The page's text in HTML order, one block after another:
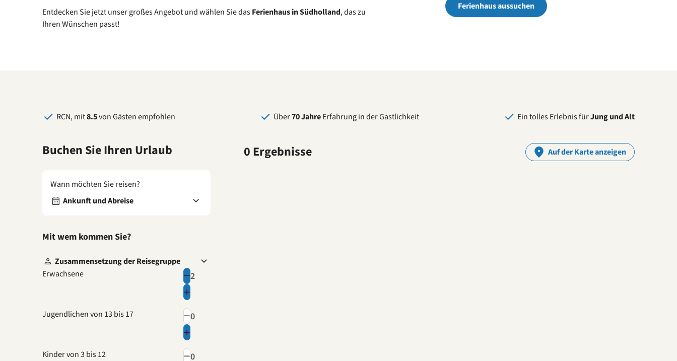
Entdecken Sie jetzt unser großes Angebot und wählen Sie dasFerienhaus in Südholland, das zu
Ihren Wünschen passt!
Ferienhaus aussuchen
RCN, mit8.5von Gästen empfohlen Über70 JahreErfahrung in der Gastlichkeit Ein tolles Erlebnis fürJung und Alt
Buchen Sie Ihren Urlaub
Wann möchten Sie reisen?
Ankunft und Abreise
Mit wem kommen Sie?
Zusammensetzung der Reisegruppe
Erwachsene
Jugendlichen von 13 bis 17
Kinder von 3 bis 12
0 Ergebnisse Auf der Karte anzeigen